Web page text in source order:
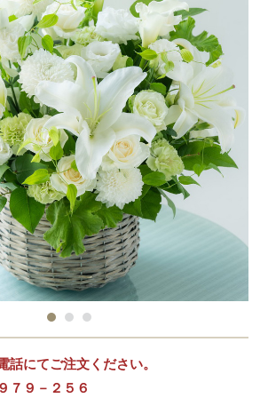
話にてご注文ください。
７９－２５６